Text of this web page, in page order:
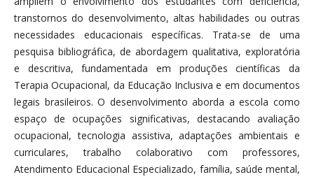
transtornos do desenvolvimento, altas habilidades ou outras
necessidades educacionais específicas. Trata-se de uma
pesquisa bibliográfica, de abordagem qualitativa, exploratória
e descritiva, fundamentada em produções científicas da
Terapia Ocupacional, da Educação Inclusiva e em documentos
legais brasileiros. O desenvolvimento aborda a escola como
espaço de ocupações significativas, destacando avaliação
ocupacional, tecnologia assistiva, adaptações ambientais e
curriculares, trabalho colaborativo com professores,
Atendimento Educacional Especializado, família, saúde mental,